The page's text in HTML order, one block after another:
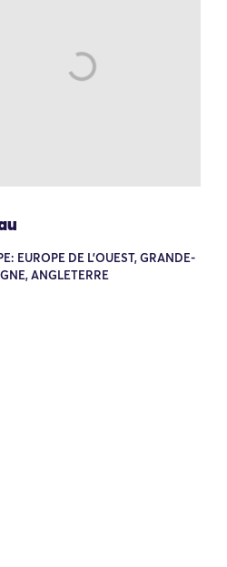
EUROPE DE L'OUEST, GRANDE-
ANGLETERRE